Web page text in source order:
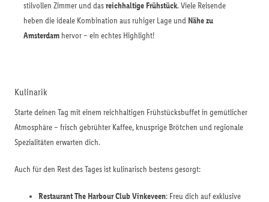
stilvollen Zimmer und dasreichhaltige Frühstück. Viele Reisende
heben die ideale Kombination aus ruhiger Lage und Nähe zu
Amsterdam hervor – ein echtes Highlight!
Kulinarik
Starte deinen Tag mit einem reichhaltigen Frühstücksbuffet in gemütlicher
Atmosphäre – frisch gebrühter Kaffee, knusprige Brötchen und regionale
Spezialitäten erwarten dich.
Auch für den Rest des Tages ist kulinarisch bestens gesorgt:
Restaurant The Harbour Club Vinkeveen: Freu dich auf exklusive